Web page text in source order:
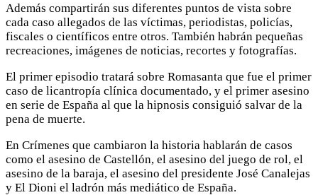
Además compartirán sus diferentes puntos de vista sobre
cada caso allegados de las víctimas, periodistas, policías,
fiscales o científicos entre otros. También habrán pequeñas
recreaciones, imágenes de noticias, recortes y fotografías.
El primer episodio tratará sobre Romasanta que fue el primer
caso de licantropía clínica documentado, y el primer asesino
en serie de España al que la hipnosis consiguió salvar de la
pena de muerte.
En Crímenes que cambiaron la historia hablarán de casos
como el asesino de Castellón, el asesino del juego de rol, el
asesino de la baraja, el asesino del presidente José Canalejas
y El Dioni el ladrón más mediático de España.